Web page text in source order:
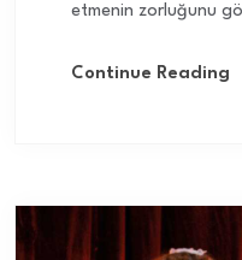
etmenin zorluğunu
Continue Reading